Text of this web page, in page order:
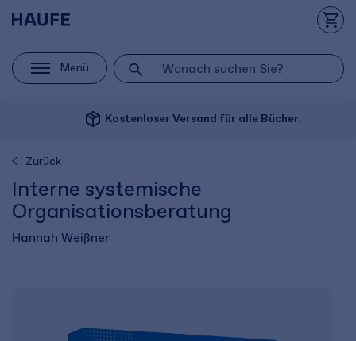
Menü
package_2 Kostenloser Versand für alle Bücher.
Zurück
Interne systemische
Organisationsberatung
Hannah Weißner